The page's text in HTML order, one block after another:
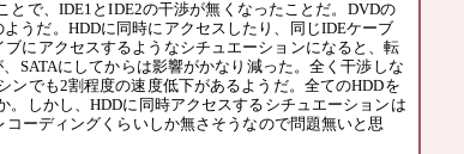
とで、IDE1とIDE2の干渉が無くなったことだ。DVDの
うだ。HDDに同時にアクセスしたり、同じIDEケーブ
にアクセスするようなシチュエーションになると、転
SATAにしてからは影響がかなり減った。全く干渉しな
ンでも2割程度の速度低下があるようだ。全てのHDDを
。しかし、HDDに同時アクセスするシチュエーションは
コーディングくらいしか無さそうなので問題無いと思